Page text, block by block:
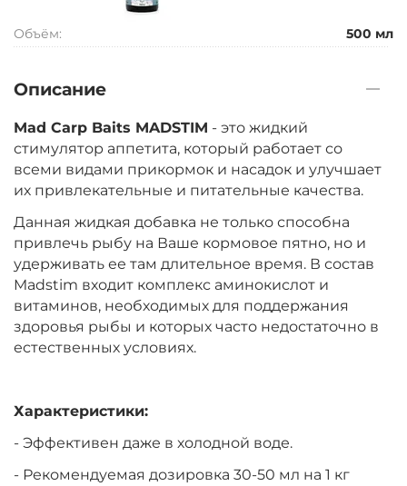
Объём: 500 мл
Описание
Mad Carp Baits MADSTIM - это жидкий
стимулятор аппетита, который работает со
всеми видами прикормок и насадок и улучшает
их привлекательные и питательные качества.
Данная жидкая добавка не только способна
привлечь рыбу на Ваше кормовое пятно, но и
удерживать ее там длительное время. В состав
Madstim входит комплекс аминокислот и
витаминов, необходимых для поддержания
здоровья рыбы и которых часто недостаточно в
естественных условиях.
Характеристики:
- Эффективен даже в холодной воде.
- Рекомендуемая дозировка 30-50 мл на 1 кг